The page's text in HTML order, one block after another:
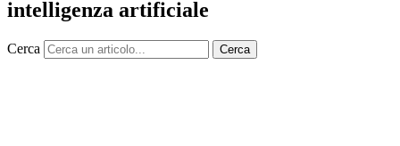
intelligenza artificiale
Cerca Cerca